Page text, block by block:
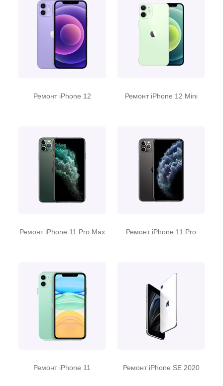
Ремонт iPhone 12 Ремонт iPhone 12 Mini
Ремонт iPhone 11 Pro Max Ремонт iPhone 11 Pro
Ремонт iPhone 11 Ремонт iPhone SE 2020